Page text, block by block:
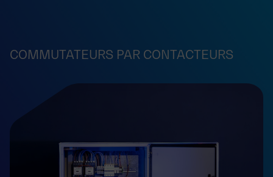
COMMUTATEURS PAR CONTACTEURS